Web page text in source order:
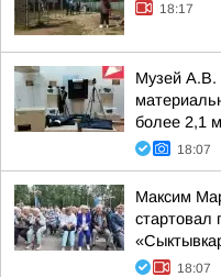
18:17
Музей А.В.
более 2,1
18:07
Максим
стартовал
18:07